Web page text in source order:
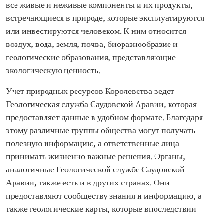
все живые и неживые компоненты и их продукты,
встречающиеся в природе, которые эксплуатируются
или инвестируются человеком. К ним относится
воздух, вода, земля, почва, биоразнообразие и
геологические образования, представляющие
экологическую ценность.
Учет природных ресурсов Королевства ведет
Геологическая служба Саудовской Аравии, которая
предоставляет данные в удобном формате. Благодаря
этому различные группы общества могут получать
полезную информацию, а ответственные лица
принимать жизненно важные решения. Органы,
аналогичные Геологической службе Саудовской
Аравии, также есть и в других странах. Они
предоставляют сообществу знания и информацию, а
также геологические карты, которые впоследствии